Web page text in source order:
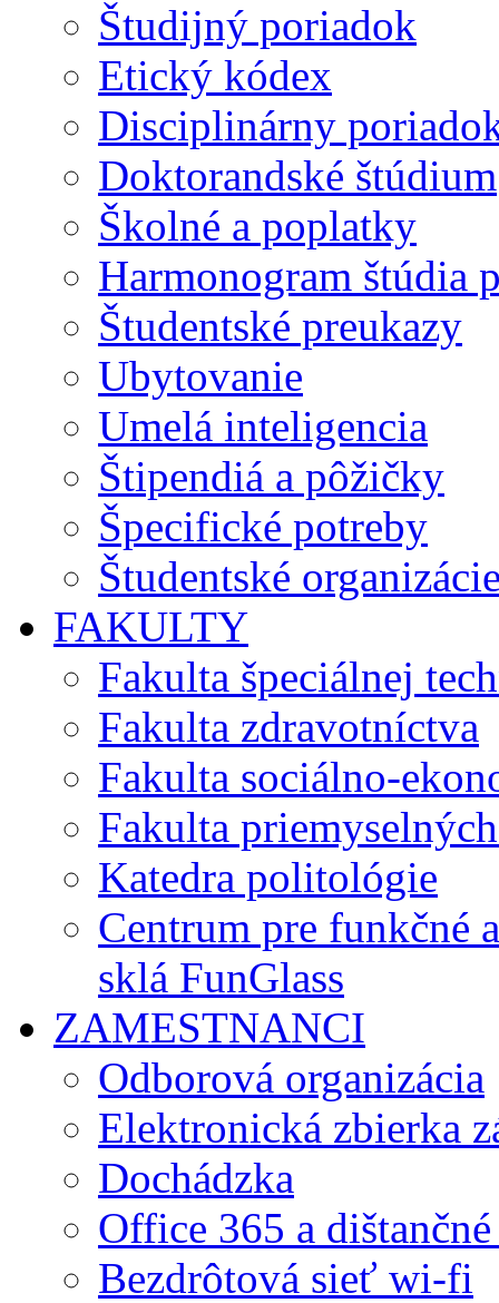
Študijný poriadok
Etický kódex
Disciplinárny
Doktorandské štúdium
Školné a poplatky
Harmonogram štúdia
Študentské preukazy
Ubytovanie
Umelá inteligencia
Štipendiá a pôžičky
Špecifické potreby
Študentské
FAKULTY
Fakulta špeciálnej
Fakulta zdravotníctva
Fakulta sociálno-
Fakulta
Katedra politológie
Centrum pre funkčné
sklá FunGlass
ZAMESTNANCI
Odborová organizácia
Elektronická zbierka
Dochádzka
Office 365 a
Bezdrôtová sieť wi-fi